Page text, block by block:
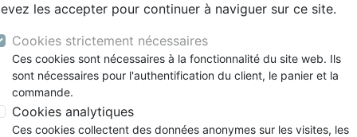
Nouveautés
les accepter pour continuer à naviguer sur ce site.
Cookies strictement nécessaires
Ces cookies sont nécessaires à la fonctionnalité du site web. Ils
sont nécessaires pour l'authentification du client, le panier et la
commande.
Cookies analytiques
Ces cookies collectent des données anonymes sur les visites, les